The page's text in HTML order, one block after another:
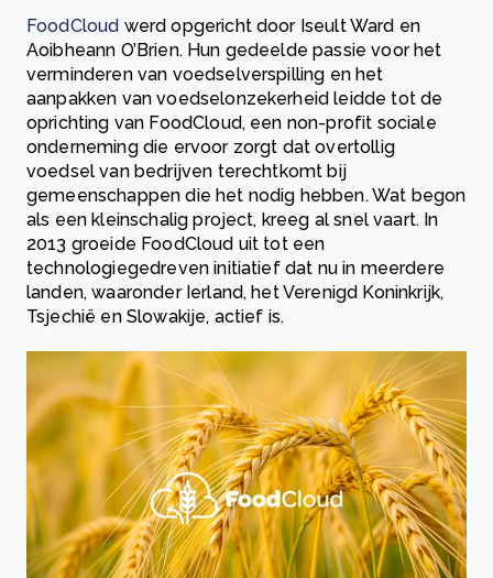
FoodCloud werd opgericht door Iseult Ward en
Aoibheann O’Brien. Hun gedeelde passie voor het
verminderen van voedselverspilling en het
aanpakken van voedselonzekerheid leidde tot de
oprichting van FoodCloud, een non-profit sociale
onderneming die ervoor zorgt dat overtollig
voedsel van bedrijven terechtkomt bij
gemeenschappen die het nodig hebben. Wat begon
als een kleinschalig project, kreeg al snel vaart. In
2013 groeide FoodCloud uit tot een
technologiegedreven initiatief dat nu in meerdere
landen, waaronder Ierland, het Verenigd Koninkrijk,
Tsjechië en Slowakije, actief is.